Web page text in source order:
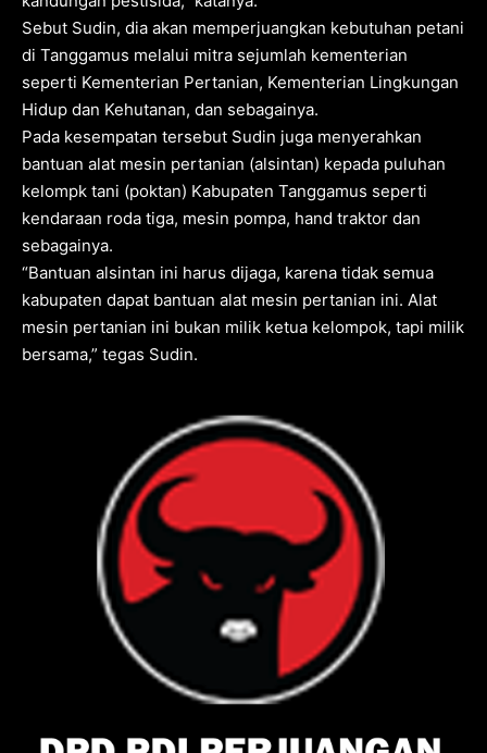
Sebut Sudin, dia akan memperjuangkan kebutuhan petani
di Tanggamus melalui mitra sejumlah kementerian
seperti Kementerian Pertanian, Kementerian Lingkungan
Hidup dan Kehutanan, dan sebagainya.
Pada kesempatan tersebut Sudin juga menyerahkan
bantuan alat mesin pertanian (alsintan) kepada puluhan
kelompk tani (poktan) Kabupaten Tanggamus seperti
kendaraan roda tiga, mesin pompa, hand traktor dan
sebagainya.
“Bantuan alsintan ini harus dijaga, karena tidak semua
kabupaten dapat bantuan alat mesin pertanian ini. Alat
mesin pertanian ini bukan milik ketua kelompok, tapi milik
bersama,” tegas Sudin.